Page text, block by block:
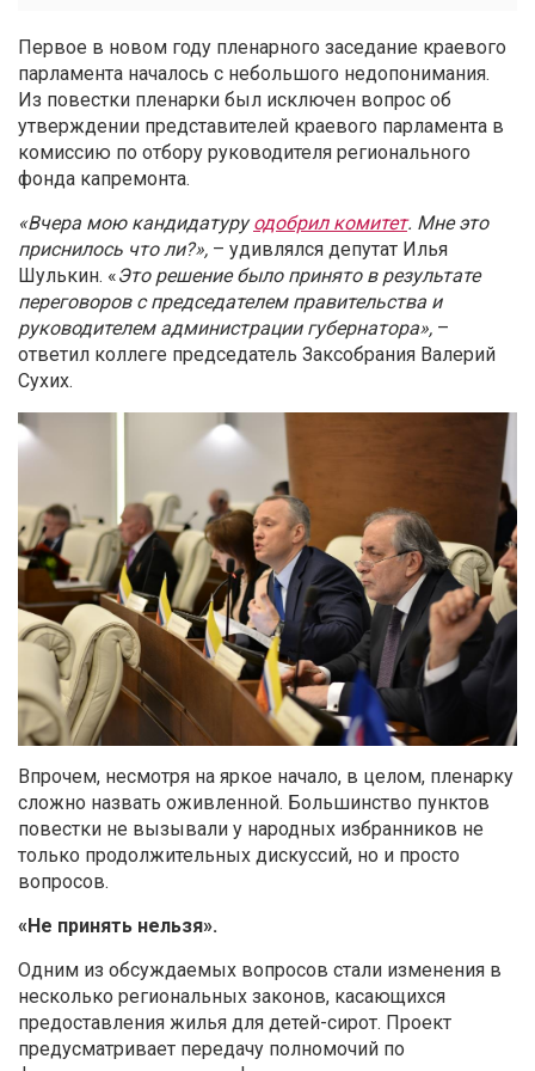
Первое в новом году пленарного заседание краевого
парламента началось с небольшого недопонимания.
Из повестки пленарки был исключен вопрос об
утверждении представителей краевого парламента в
комиссию по отбору руководителя регионального
фонда капремонта.
«Вчера мою кандидатуруодобрил комитет. Мне это
приснилось что ли?», – удивлялся депутат Илья
Шулькин. «Это решение было принято в результате
переговоров с председателем правительства и
руководителем администрации губернатора», –
ответил коллеге председатель Заксобрания Валерий
Сухих.
Впрочем, несмотря на яркое начало, в целом, пленарку
сложно назвать оживленной. Большинство пунктов
повестки не вызывали у народных избранников не
только продолжительных дискуссий, но и просто
вопросов.
«Не принять нельзя».
Одним из обсуждаемых вопросов стали изменения в
несколько региональных законов, касающихся
предоставления жилья для детей-сирот. Проект
предусматривает передачу полномочий по